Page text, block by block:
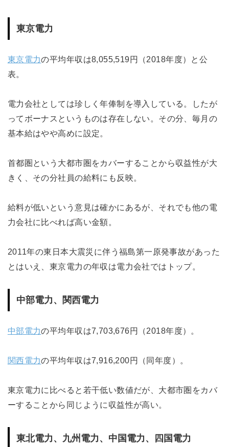
東京電力
東京電力の平均年収は8,055,519円（2018年度）と公
表。
電力会社としては珍しく年俸制を導入している。したが
ってボーナスというものは存在しない。その分、毎月の
基本給はやや高めに設定。
首都圏という大都市圏をカバーすることから収益性が大
きく、その分社員の給料にも反映。
給料が低いという意見は確かにあるが、それでも他の電
力会社に比べれば高い金額。
2011年の東日本大震災に伴う福島第一原発事故があった
とはいえ、東京電力の年収は電力会社ではトップ。
中部電力、関西電力
中部電力の平均年収は7,703,676円（2018年度）。
関西電力の平均年収は7,916,200円（同年度）。
東京電力に比べると若干低い数値だが、大都市圏をカバ
ーすることから同じように収益性が高い。
東北電力、九州電力、中国電力、四国電力